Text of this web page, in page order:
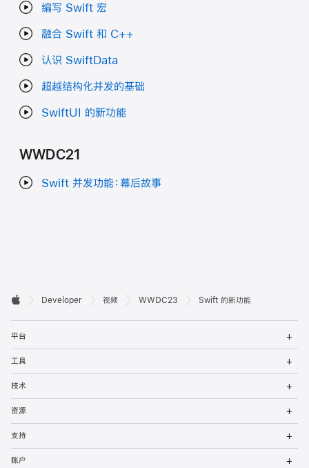
编写 Swift 宏
融合 Swift 和 C++
认识 SwiftData
超越结构化并发的基础
SwiftUI 的新功能
WWDC21
Swift 并发功能：幕后故事
开
发
者
页
脚

Developer 视频 WWDC23 Swift 的新功能
平台
菜
工具
菜
技术
菜
资源
菜
支持
菜
账户